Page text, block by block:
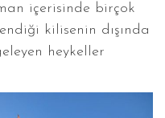
içerisinde birçok
kilisenin dışında
heykeller